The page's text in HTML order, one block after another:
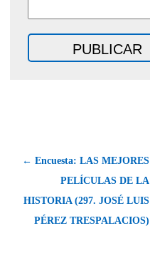
← Encuesta: LAS MEJORES
PELÍCULAS DE LA
HISTORIA (297. JOSÉ LUIS
PÉREZ TRESPALACIOS)